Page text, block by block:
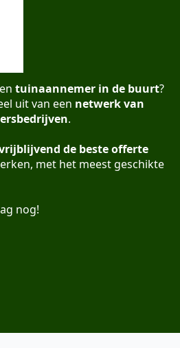
tuinaannemer in de buurt?
uit van een netwerk van
.
de beste offerte
met het meest geschikte
nog!